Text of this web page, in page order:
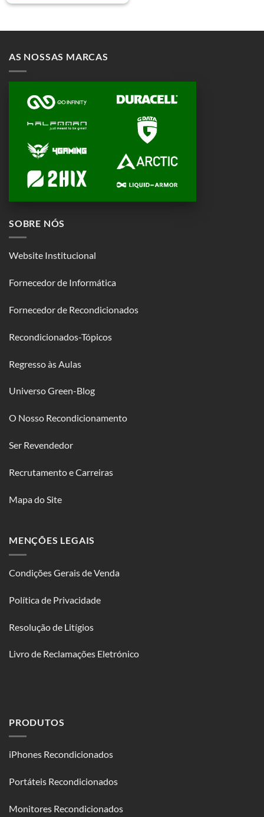
AS NOSSAS MARCAS
SOBRE NÓS
Website Institucional
Fornecedor de Informática
Fornecedor de Recondicionados
Recondicionados-Tópicos
Regresso às Aulas
Universo Green-Blog
O Nosso Recondicionamento
Ser Revendedor
Recrutamento e Carreiras
Mapa do Site
MENÇÕES LEGAIS
Condições Gerais de Venda
Política de Privacidade
Resolução de Litígios
Livro de Reclamações Eletrónico
PRODUTOS
iPhones Recondicionados
Portáteis Recondicionados
Monitores Recondicionados